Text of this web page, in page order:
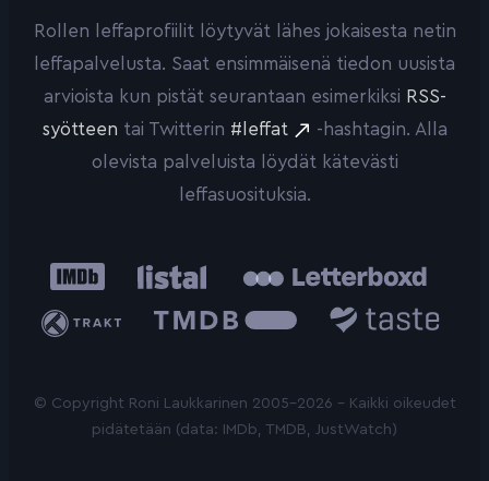
Rollen leffaprofiilit löytyvät lähes jokaisesta netin
leffapalvelusta. Saat ensimmäisenä tiedon uusista
arvioista kun pistät seurantaan esimerkiksi RSS-
syötteen tai Twitterin #leffat
-hashtagin. Alla
olevista palveluista löydät kätevästi
leffasuosituksia.
IMDb Listal
Trakt
Database
© Copyright Roni Laukkarinen 2005-2026 - Kaikki oikeudet
pidätetään (data: IMDb, TMDB, JustWatch)